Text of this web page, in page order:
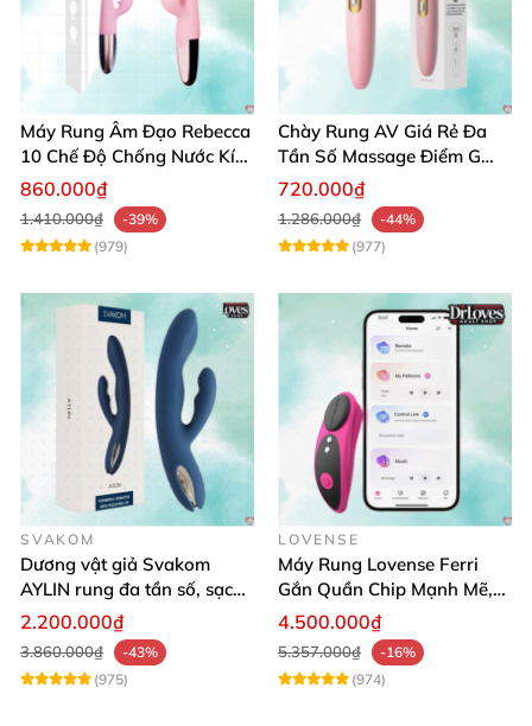
Máy Rung Âm Đạo Rebecca
10 Chế Độ Chống Nước Kích
Thích Điểm G
860.000₫
1.410.000₫
-39%
(979)
Chày Rung AV Giá Rẻ Đa
Tần Số Massage Điểm G
Mát Xa Âm Vật
720.000₫
1.286.000₫
-44%
(977)
SVAKOM
Dương vật giả Svakom
AYLIN rung đa tần số, sạc
pin chống nước
2.200.000₫
3.860.000₫
-43%
(975)
LOVENSE
Máy Rung Lovense Ferri
Gắn Quần Chip Mạnh Mẽ,
Điều Khiển Qua App
4.500.000₫
5.357.000₫
-16%
(974)